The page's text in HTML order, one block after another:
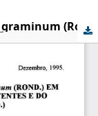
Controle integrado de Schizaphis graminum (Rond.) em sorgo através de genótipos resistentes e do predador Doru luteipes (Scud.)